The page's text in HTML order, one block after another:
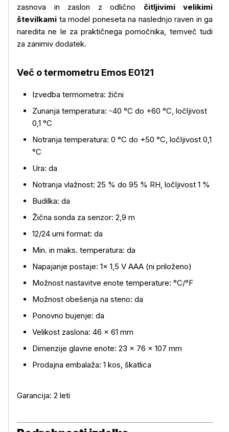
Več o izdelku
zasnova in zaslon z odlično čitljivimi velikimi
številkami ta model poneseta na naslednjo raven in ga
naredita ne le za praktičnega pomočnika, temveč tudi
za zanimiv dodatek.
Več o termometru Emos E0121
Izvedba termometra: žični
Zunanja temperatura: -40 °C do +60 °C, ločljivost
0,1 °C
Notranja temperatura: 0 °C do +50 °C, ločljivost 0,1
°C
Ura: da
Notranja vlažnost: 25 % do 95 % RH, ločljivost 1 %
Budilka: da
Žična sonda za senzor: 2,9 m
12/24 urni format: da
Min. in maks. temperatura: da
Napajanje postaje: 1× 1,5 V AAA (ni priloženo)
Možnost nastavitve enote temperature: °C/°F
Možnost obešenja na steno: da
Ponovno bujenje: da
Velikost zaslona: 46 × 61 mm
Dimenzije glavne enote: 23 × 76 × 107 mm
Prodajna embalaža: 1 kos, škatlica
Garancija: 2 leti